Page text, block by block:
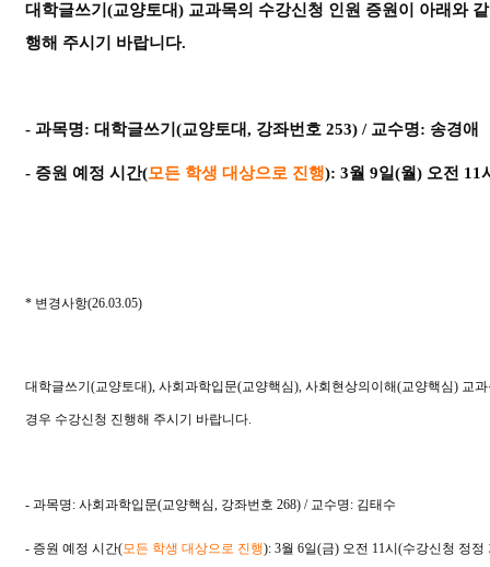
대학글쓰기(교양토대) 교과목의 수강신청 인원 증원이 아래와
행해 주시기 바랍니다.
- 과목명:대학글쓰기(교양토대, 강좌번호 253) / 교수명: 송경애
- 증원 예정 시간(모든 학생 대상으로 진행): 3월 9일(월) 오전 11
* 변경사항(26.03.05)
대학글쓰기(교양토대), 사회과학입문(교양핵심), 사회현상의이해(교양핵심) 교
경우 수강신청 진행해 주시기 바랍니다.
- 과목명:사회과학입문(교양핵심, 강좌번호 268) / 교수명: 김태수
- 증원 예정 시간(모든 학생 대상으로 진행): 3월 6일(금) 오전 11시(수강신청 정